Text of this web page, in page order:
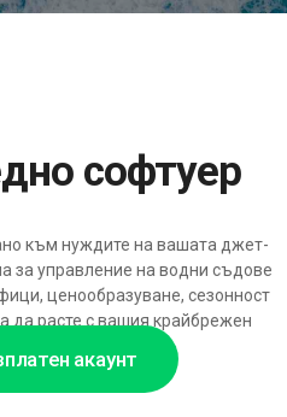
акаунт
софтуер
към нуждите на вашата джет-
за управление на водни съдове
ценообразуване, сезонност
да расте с вашия крайбрежен
бизнес.